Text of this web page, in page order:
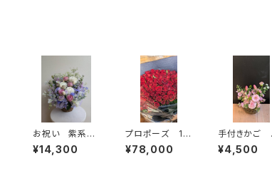
お祝い 紫系
季節のお任せア
レンジメント
¥14,300
プロポーズ 10
8本の赤バラ
¥78,000
手付きかご
ンク 季節の
任せアレンジ
¥4,500